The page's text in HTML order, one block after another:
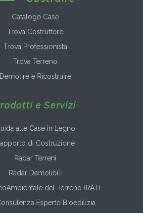
Catalogo Case
Trova Costruttore
Trova Professionista
Trova Terreno
Demolire e Ricostruire
e Servizi
alle Case in Legno
di Costruzione
Radar Terreni
Radar Demolibili
del Terreno (RAT)
Esperto Bioedilizia